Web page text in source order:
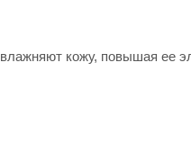
кожу, повышая ее